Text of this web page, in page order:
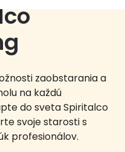
zaobstarania a
na každú
do sveta Spiritalco
svoje starosti s
profesionálov.